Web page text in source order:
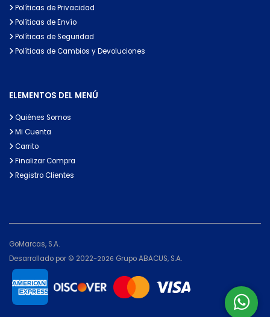
Políticas de Privacidad
Políticas de Envío
Políticas de Seguridad
Políticas de Cambios y Devoluciones
ELEMENTOS DEL MENÚ
Quiénes Somos
Mi Cuenta
Carrito
Finalizar Compra
Registro Clientes
GoMarcas, S.A.
Desarrollado por © 2022-2026 Grupo ABACUS, S.A.